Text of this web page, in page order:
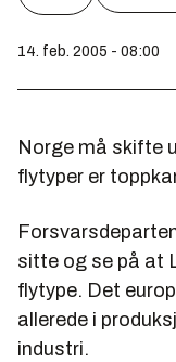
14. feb. 2005 - 08:00
Norge må skifte
flytyper er
sitte og se på at
flytype. Det
allerede i
industri.